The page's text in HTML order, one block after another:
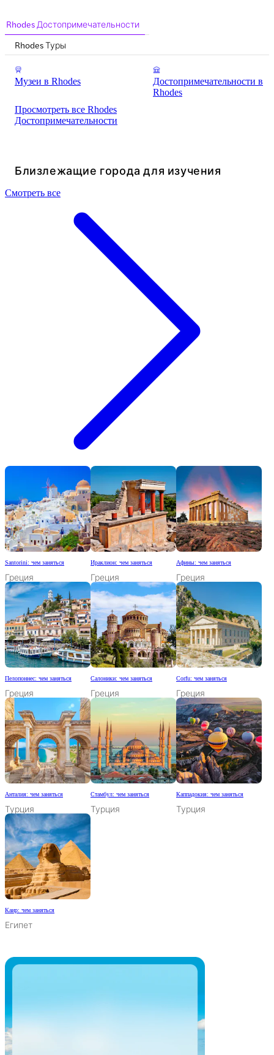
Rhodes Достопримечательности
Rhodes Туры
Музеи в Rhodes
Достопримечательности в
Rhodes
Просмотреть все Rhodes
Достопримечательности
Близлежащие города для изучения
Смотреть все
Santorini: чем заняться
Греция
Ираклион: чем заняться
Греция
Афины: чем заняться
Греция
Пелопоннес: чем заняться
Греция
Салоники: чем заняться
Греция
Corfu: чем заняться
Греция
Анталия: чем заняться
Турция
Стамбул: чем заняться
Турция
Каппадокия: чем заняться
Турция
Каир: чем заняться
Египет